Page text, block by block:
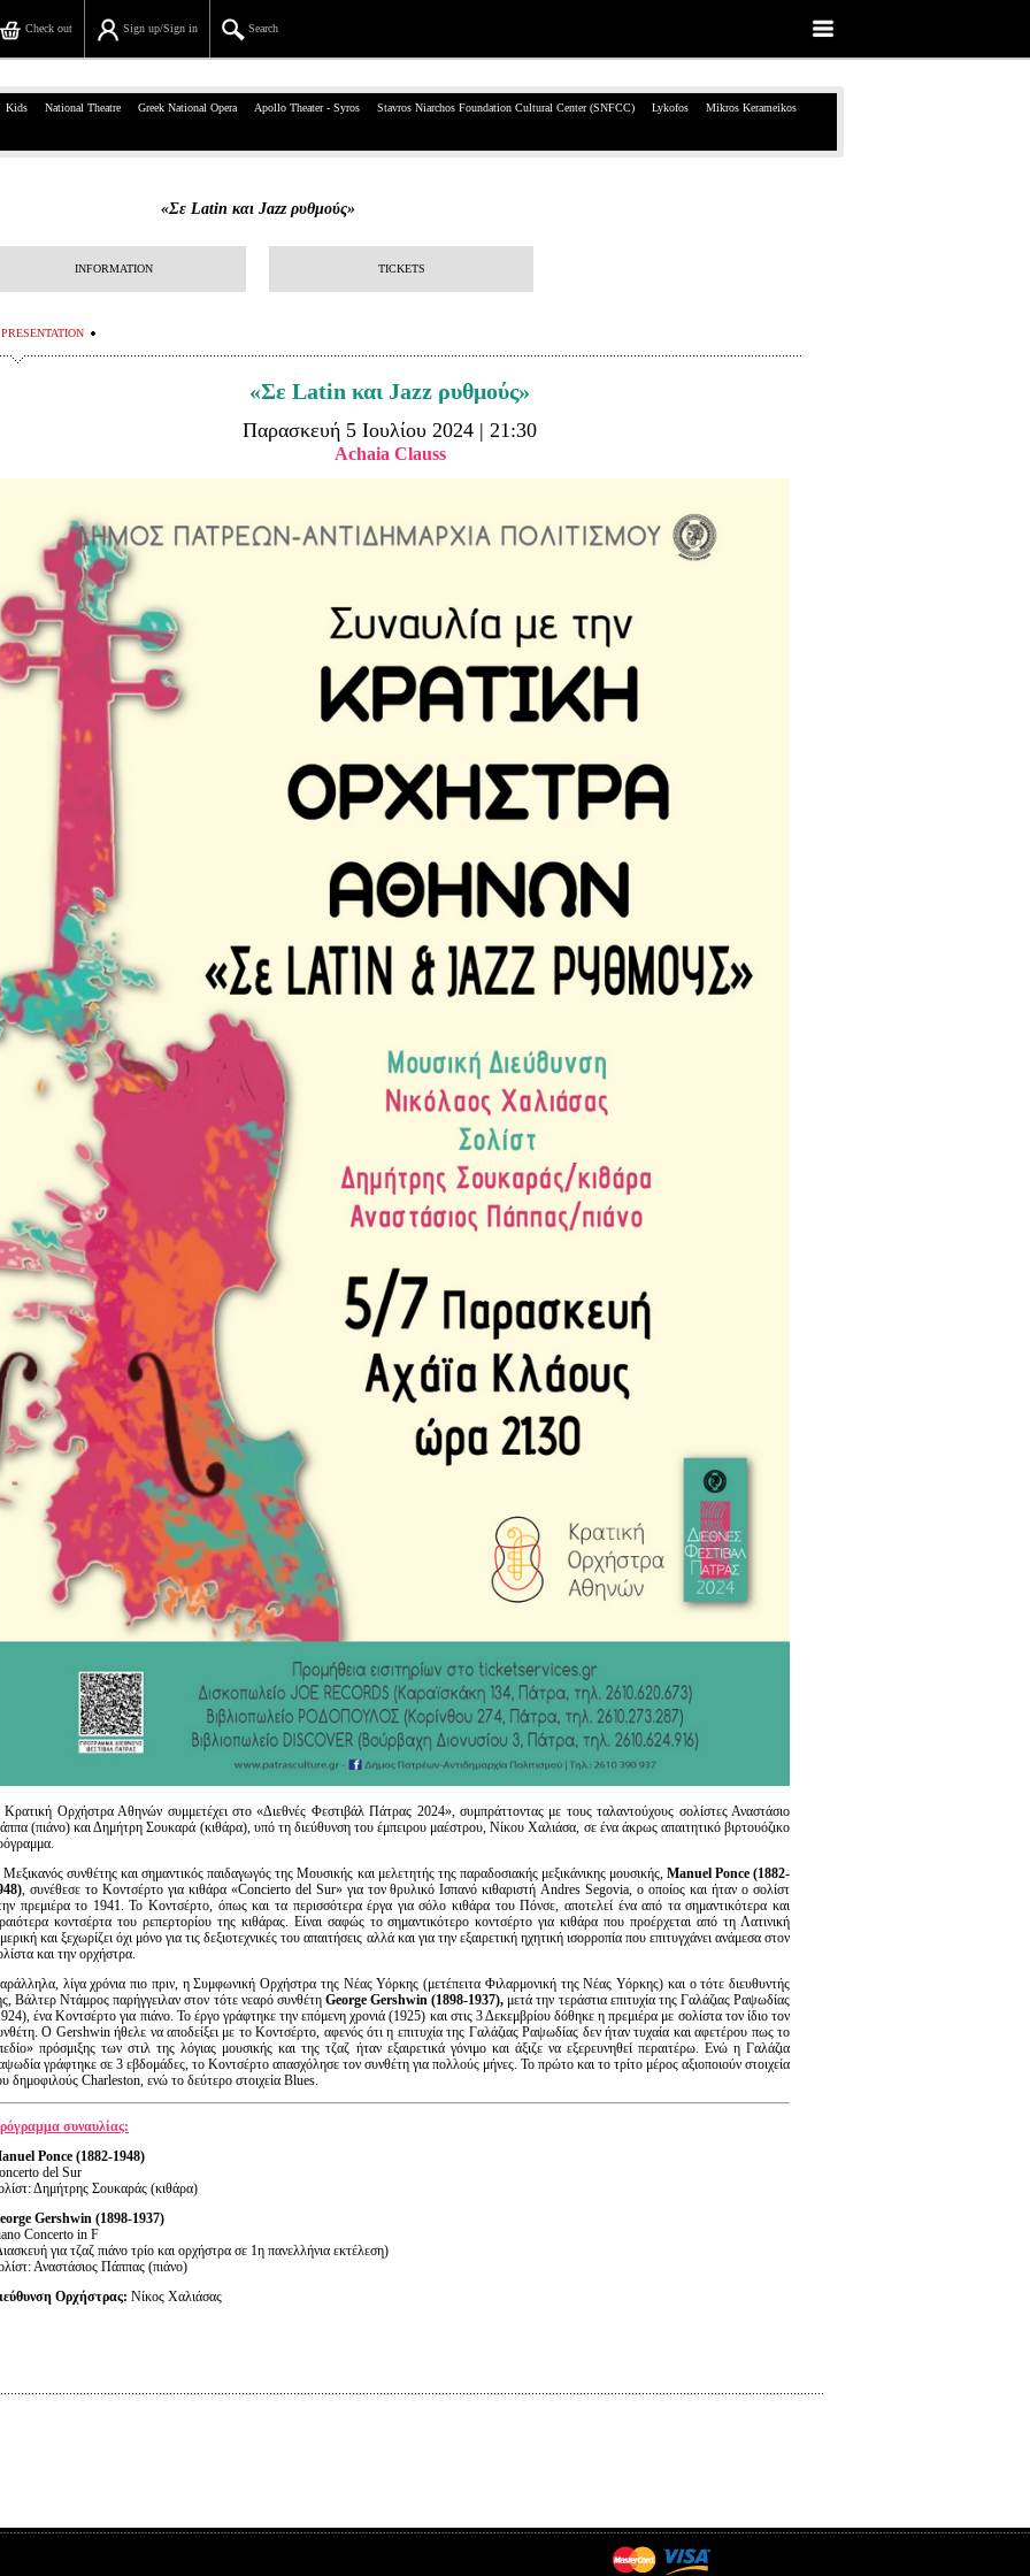
Search
Sign up/Sign in
Check out
39, Panepistimiou Str, Athens
Personal Data
Kids National Theatre Greek National Opera Apollo Theater - Syros Stavros Niarchos Foundation Cultural Center (SNFCC) Lykofos Mikros Kerameikos
«Σε Latin και Jazz ρυθμούς»
INFORMATION TICKETS
PRESENTATION
«Σε Latin και Jazz ρυθμούς»
Παρασκευή 5 Ιουλίου 2024 | 21:30
Achaia Clauss
Ορχήστρα Αθηνών συμμετέχει στο «Διεθνές Φεστιβάλ Πάτρας 2024», συμπράττοντας με τους ταλαντούχους σολίστες Αναστάσιο
(πιάνο) και Δημήτρη Σουκαρά (κιθάρα), υπό τη διεύθυνση του έμπειρου μαέστρου, Νίκου Χαλιάσα, σε ένα άκρως απαιτητικό βιρτουόζικο
συνθέτης και σημαντικός παιδαγωγός της Μουσικής και μελετητής της παραδοσιακής μεξικάνικης μουσικής, Manuel Ponce(1882-
, συνέθεσε το Κοντσέρτο για κιθάρα «Concierto del Sur» για τον θρυλικό Ισπανό κιθαριστή Andres Segovia, ο οποίος και ήταν ο σολίστ
πρεμιέρα το 1941. Το Κοντσέρτο, όπως και τα περισσότερα έργα για σόλο κιθάρα του Πόνσε, αποτελεί ένα από τα σημαντικότερα και
κοντσέρτα του ρεπερτορίου της κιθάρας. Είναι σαφώς το σημαντικότερο κοντσέρτο για κιθάρα που προέρχεται από τη Λατινική
και ξεχωρίζει όχι μόνο για τις δεξιοτεχνικές του απαιτήσεις αλλά και για την εξαιρετική ηχητική ισορροπία που επιτυγχάνει ανάμεσα στον
και την ορχήστρα.
λίγα χρόνια πιο πριν, η Συμφωνική Ορχήστρα της Νέας Υόρκης (μετέπειτα Φιλαρμονική της Νέας Υόρκης) και ο τότε διευθυντής
Βάλτερ Ντάμρος παρήγγειλαν στον τότε νεαρό συνθέτη George Gershwin (1898-1937), μετά την τεράστια επιτυχία της Γαλάζιας Ραψωδίας
ένα Κοντσέρτο για πιάνο. Το έργο γράφτηκε την επόμενη χρονιά (1925) και στις 3 Δεκεμβρίου δόθηκε η πρεμιέρα με σολίστα τον ίδιο τον
Ο Gershwin ήθελε να αποδείξει με το Κοντσέρτο, αφενός ότι η επιτυχία της Γαλάζιας Ραψωδίας δεν ήταν τυχαία και αφετέρου πως το
πρόσμιξης των στιλ της λόγιας μουσικής και της τζαζ ήταν εξαιρετικά γόνιμο και άξιζε να εξερευνηθεί περαιτέρω. Ενώ η Γαλάζια
γράφτηκε σε 3 εβδομάδες, το Κοντσέρτο απασχόλησε τον συνθέτη για πολλούς μήνες. Το πρώτο και το τρίτο μέρος αξιοποιούν στοιχεία
δημοφιλούς Charleston, ενώ το δεύτερο στοιχεία Blues.
συναυλίας:
Ponce (1882-1948)
del Sur
Δημήτρης Σουκαράς (κιθάρα)
Gershwin (1898-1937)
Concerto in F
για τζαζ πιάνο τρίο και ορχήστρα σε 1η πανελλήνια εκτέλεση)
Αναστάσιος Πάππας (πιάνο)
Ορχήστρας: Νίκος Χαλιάσας